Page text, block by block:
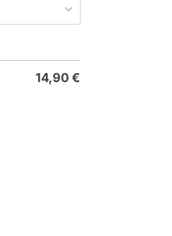
14,90€